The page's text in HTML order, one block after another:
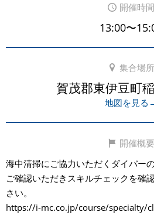
開催時間
13:00〜
集合場所
賀茂郡東伊豆町
地図を見る
開催概要
海中清掃にご協力いただくダイバー
ご確認いただきスキルチェックを確
さい。
https://i-mc.co.jp/course/specialty/